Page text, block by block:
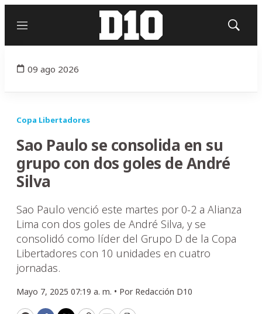
Menú
Mostrar
09 ago 2026
Copa Libertadores
Sao Paulo se consolida en su
grupo con dos goles de André
Silva
Sao Paulo venció este martes por 0-2 a Alianza
Lima con dos goles de André Silva, y se
consolidó como líder del Grupo D de la Copa
Libertadores con 10 unidades en cuatro
jornadas.
Mayo 7, 2025 07:19 a. m. • Por Redacción D10